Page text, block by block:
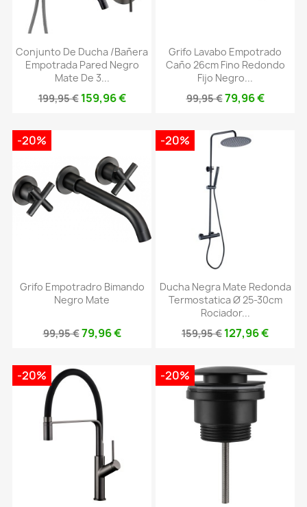
Conjunto De Ducha /bañera
Empotrada Pared Negro
Mate De 3...
199,95 € 159,96 €
Grifo Lavabo Empotrado
Caño 26cm Fino Redondo
Fijo Negro...
99,95 €79,96 €
Grifo Empotradro Bimando
Negro Mate
99,95 €79,96 €
-20%
Ducha Negra Mate Redonda
Termostatica Ø 25-30cm
Rociador...
159,95 € 127,96 €
-20%
-20% -20%